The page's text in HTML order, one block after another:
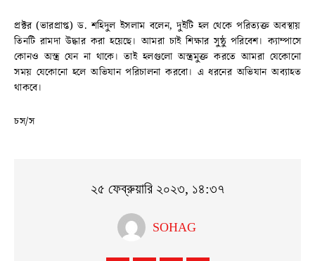
প্রক্টর (ভারপ্রাপ্ত) ড. শহিদুল ইসলাম বলেন, দুইটি হল থেকে পরিত্যক্ত অবস্থায়
তিনটি রামদা উদ্ধার করা হয়েছে। আমরা চাই শিক্ষার সুষ্ঠু পরিবেশ। ক্যাম্পাসে
কোনও অস্ত্র যেন না থাকে। তাই হলগুলো অস্ত্রমুক্ত করতে আমরা যেকোনো
সময় যেকোনো হলে অভিযান পরিচালনা করবো। এ ধরনের অভিযান অব্যাহত
থাকবে।
চস/স
২৫ ফেব্রুয়ারি ২০২৩, ১৪:৩৭
SOHAG